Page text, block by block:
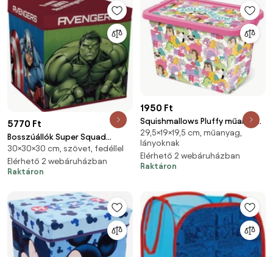
5770 Ft
Bosszúállók Super Squad
játéktároló 30×30×30 cm
30×30×30 cm, szövet, fedéllel
Elérhető 2 webáruházban
Raktáron
1950 Ft
Squishmallows Pluffy műanyag
tároló doboz 7 L
29,5×19×19,5 cm, műanyag,
lányoknak
Elérhető 2 webáruházban
Raktáron